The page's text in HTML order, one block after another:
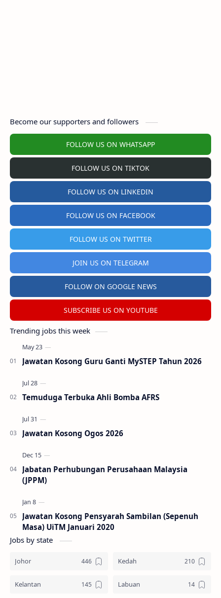
Become our supporters and followers
FOLLOW US ON WHATSAPP
FOLLOW US ON TIKTOK
FOLLOW US ON LINKEDIN
FOLLOW US ON FACEBOOK
FOLLOW US ON TWITTER
JOIN US ON TELEGRAM
FOLLOW ON GOOGLE NEWS
SUBSCRIBE US ON YOUTUBE
Trending jobs this week
Jawatan Kosong Guru Ganti MySTEP Tahun 2026
Temuduga Terbuka Ahli Bomba AFRS
Jawatan Kosong Ogos 2026
Jabatan Perhubungan Perusahaan Malaysia
(JPPM)
Jawatan Kosong Pensyarah Sambilan (Sepenuh
Masa) UiTM Januari 2020
Jobs by state
Johor Kedah
Kelantan Labuan